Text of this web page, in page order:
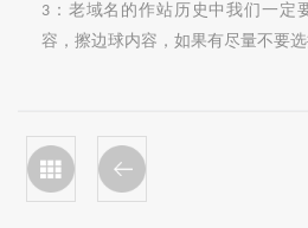
3 ：老域名的作站历史中我们一定
容，擦边球内容，如果有尽量不要